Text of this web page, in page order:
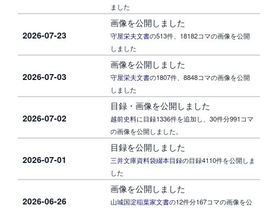
ました
2026-07-23
画像を公開しました
守屋栄夫文書の513件、18182コマの画像を公開
しました
2026-07-03
画像を公開しました
守屋栄夫文書の1807件、8848コマの画像を公開
しました
2026-07-02
目録・画像を公開しました
越前史料に目録1336件を追加し、30件分991コマ
の画像を公開しました。
2026-07-01
目録を公開しました
三井文庫資料袋綴本目録の目録4110件を公開しま
した
2026-06-26
画像を公開しました
山城国淀稲葉家文書の12件分167コマの画像を公